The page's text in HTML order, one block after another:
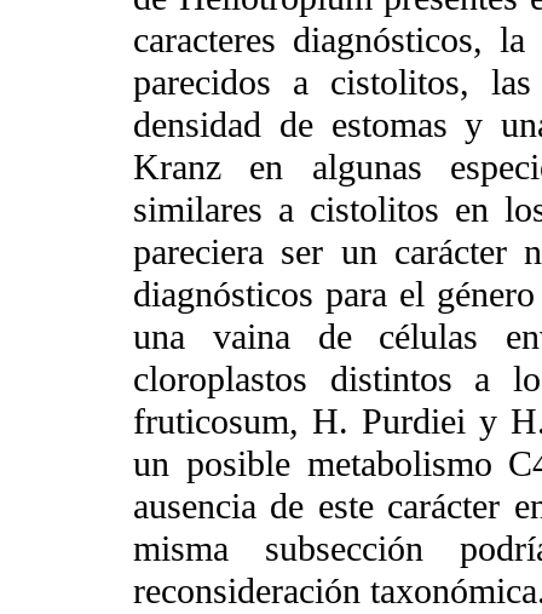
caracteres diagnósticos,
parecidos a cistolitos,
densidad de estomas y
Kranz en algunas
similares a cistolitos en
pareciera ser un carácter
diagnósticos para el
una vaina de células
cloroplastos distintos a
fruticosum, H. Purdiei y
un posible metabolismo
ausencia de este carácter
misma subsección
reconsideración